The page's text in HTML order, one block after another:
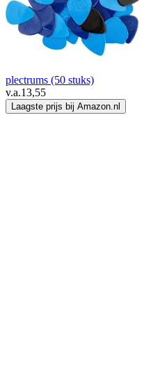
plectrums (50 stuks)
v.a.13,55
Laagste prijs bij Amazon.nl